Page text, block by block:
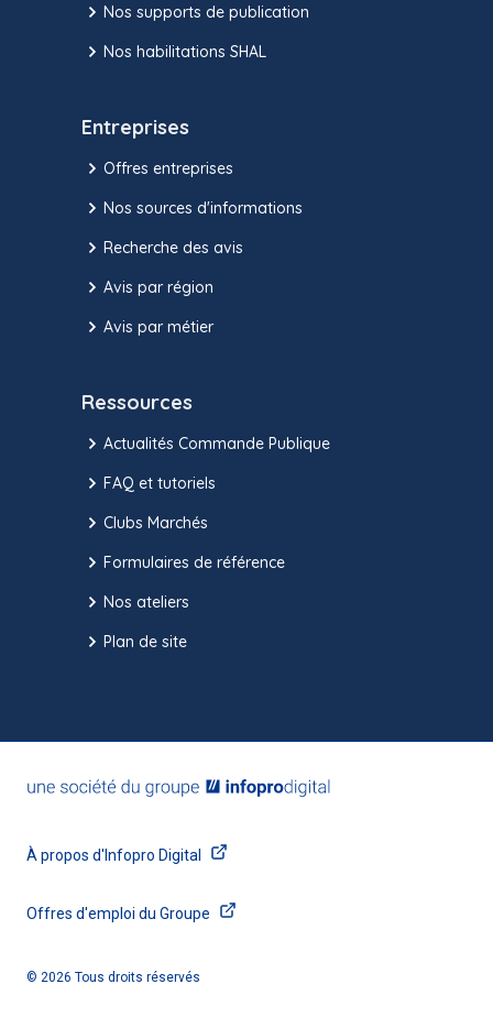
Nos supports de publication
Nos habilitations SHAL
Entreprises
Offres entreprises
Nos sources d'informations
Recherche des avis
Avis par région
Avis par métier
Ressources
Actualités Commande Publique
FAQ et tutoriels
Clubs Marchés
Formulaires de référence
Nos ateliers
Plan de site